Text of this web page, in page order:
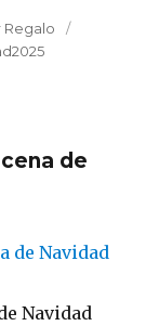
Regalo
de
Navidad